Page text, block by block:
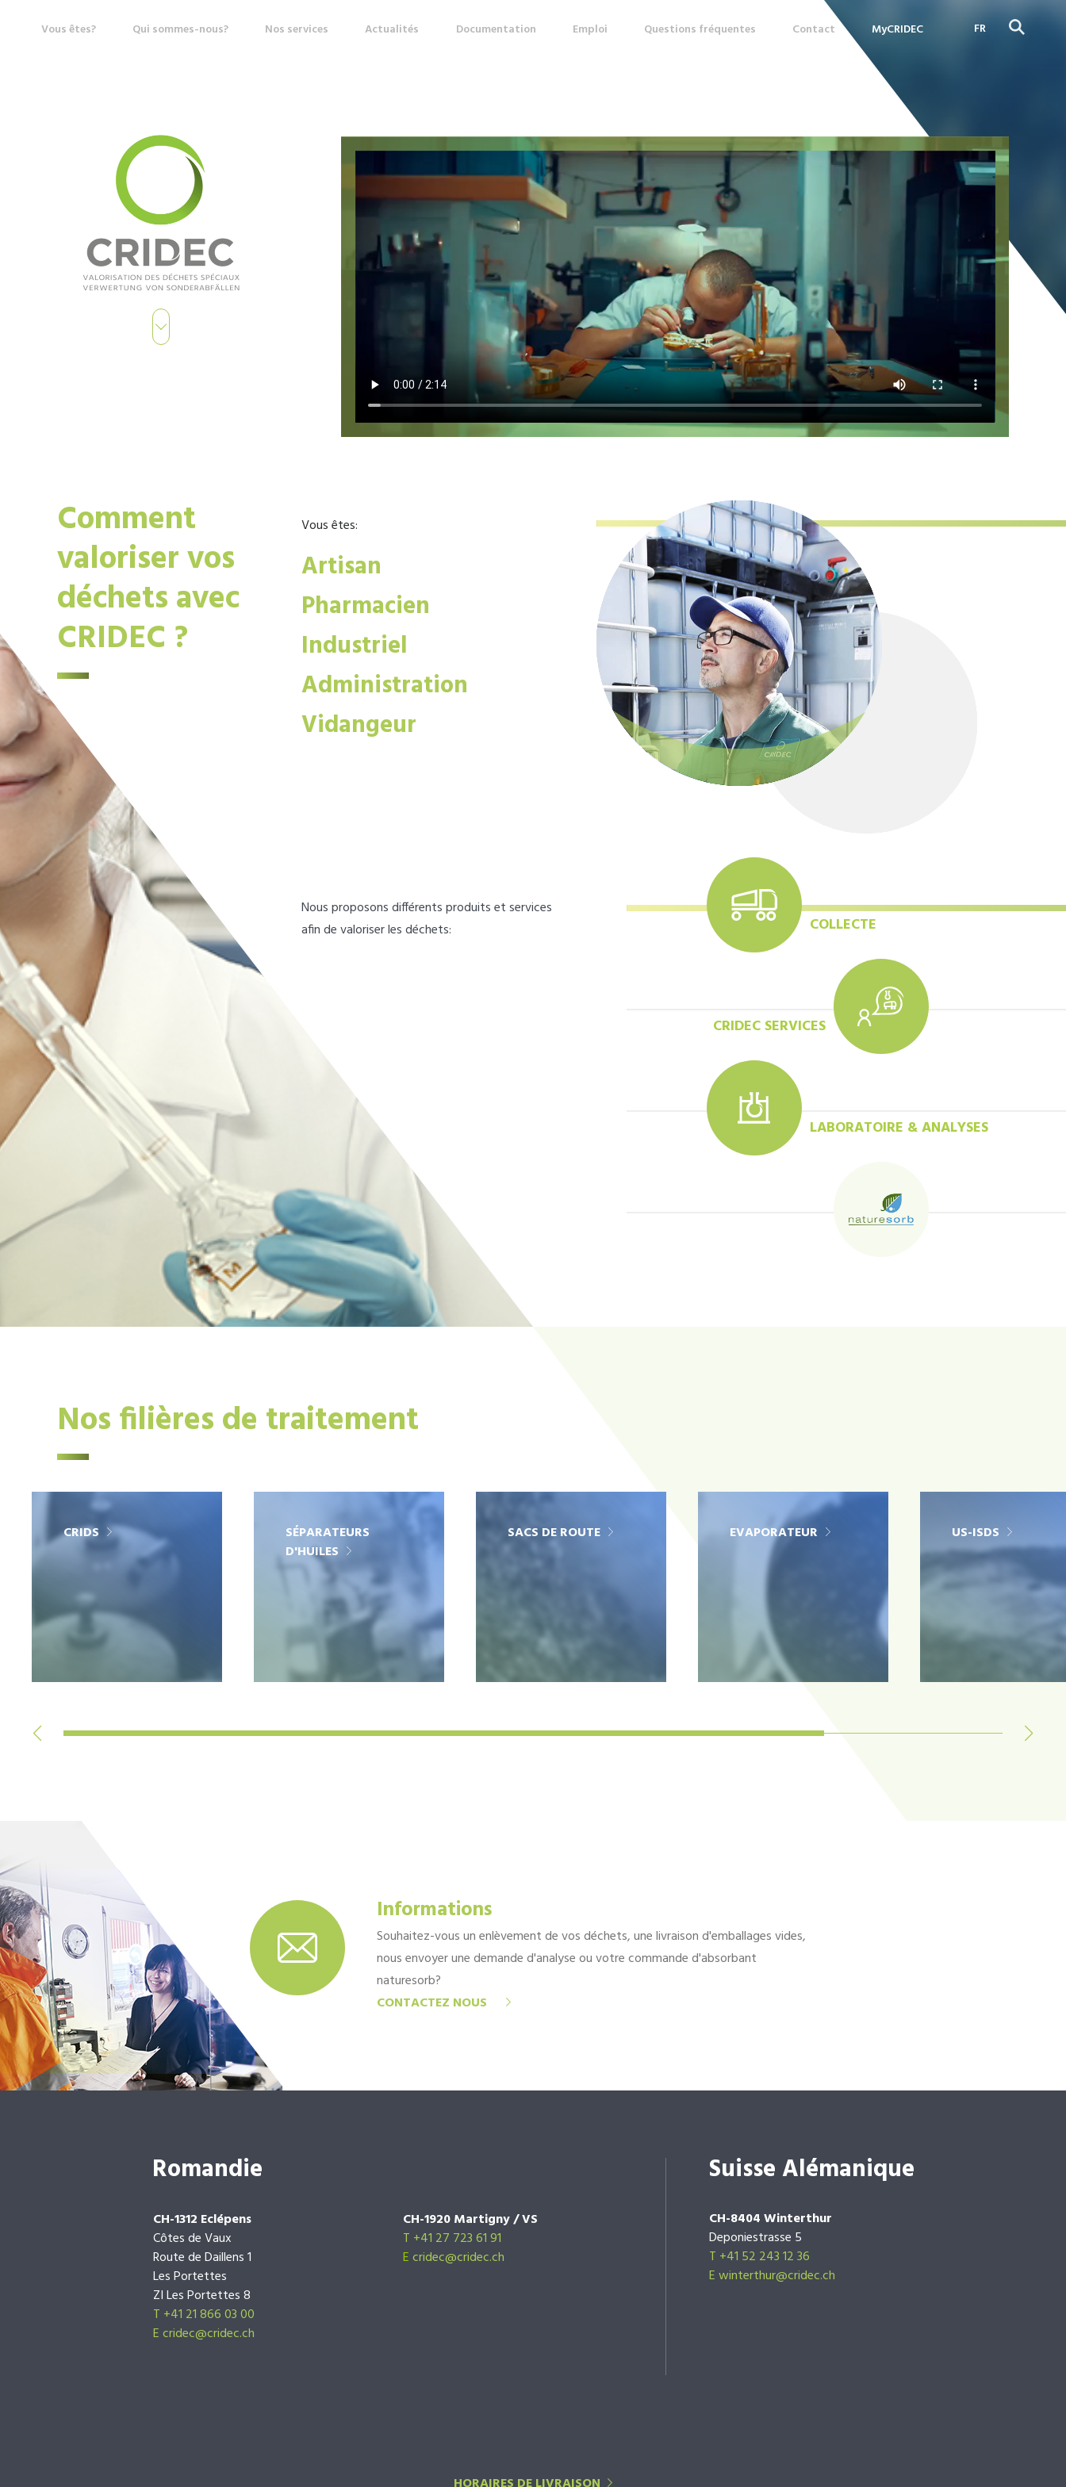
Vous êtes? Qui sommes-nous? Nos services Actualités Documentation Emploi Questions fréquentes Contact MyCRIDEC
FR
Comment
valoriser vos
déchets avec
CRIDEC ?
Vous êtes:
Artisan
Pharmacien
Industriel
Administration
Vidangeur
Nous proposons différents produits et services
afin de valoriser les déchets:
COLLECTE
CRIDEC SERVICES
LABORATOIRE & ANALYSES
Nos filières de traitement
CRIDS
SÉPARATEURS
D'HUILES
SACS DE ROUTE EVAPORATEUR US-ISDS
Informations
Souhaitez-vous un enlèvement de vos déchets, une livraison d'emballages vides,
nous envoyer une demande d'analyse ou votre commande d'absorbant
naturesorb?
CONTACTEZ NOUS
Romandie
CH-1312 Eclépens
Côtes de Vaux
Route de Daillens 1
Les Portettes
ZI Les Portettes 8
T +41 21 866 03 00
Ecridec@cridec.ch
CH-1920 Martigny / VS
T +41 27 723 61 91
Ecridec@cridec.ch
Suisse Alémanique
CH-8404 Winterthur
Deponiestrasse 5
T +41 52 243 12 36
E winterthur@cridec.ch